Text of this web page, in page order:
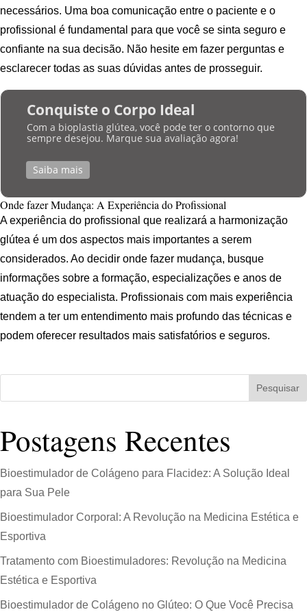
necessários. Uma boa comunicação entre o paciente e o
profissional é fundamental para que você se sinta seguro e
confiante na sua decisão. Não hesite em fazer perguntas e
esclarecer todas as suas dúvidas antes de prosseguir.
Conquiste o Corpo Ideal
Com a bioplastia glútea, você pode ter o contorno que
sempre desejou. Marque sua avaliação agora!
Saiba mais
Onde fazer Mudança: A Experiência do Profissional
A experiência do profissional que realizará a harmonização
glútea é um dos aspectos mais importantes a serem
considerados. Ao decidir onde fazer mudança, busque
informações sobre a formação, especializações e anos de
atuação do especialista. Profissionais com mais experiência
tendem a ter um entendimento mais profundo das técnicas e
podem oferecer resultados mais satisfatórios e seguros.
Pesquisar
Postagens Recentes
Bioestimulador de Colágeno para Flacidez: A Solução Ideal
para Sua Pele
Bioestimulador Corporal: A Revolução na Medicina Estética e
Esportiva
Tratamento com Bioestimuladores: Revolução na Medicina
Estética e Esportiva
Bioestimulador de Colágeno no Glúteo: O Que Você Precisa